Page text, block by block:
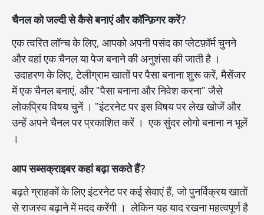
चैनल को जल्दी से कैसे बनाएं और कॉन्फ़िगर करें?
एक त्वरित लॉन्च के लिए, आपको अपनी पसंद का प्लेटफ़ॉर्म चुनने
और वहां एक चैनल या पेज बनाने की अनुशंसा की जाती है ।
उदाहरण के लिए, टेलीग्राम खातों पर पैसा बनाना शुरू करें, मैसेंजर
में एक चैनल बनाएं, और "पैसा बनाना और निवेश करना" जैसे
लोकप्रिय विषय चुनें । "इंटरनेट पर इस विषय पर लेख खोजें और
उन्हें अपने चैनल पर प्रकाशित करें । एक सुंदर लोगो बनाना न भूलें
।
आप सब्सक्राइबर कहां बढ़ा सकते हैं?
बढ़ते ग्राहकों के लिए इंटरनेट पर कई सेवाएं हैं, जो पुनर्विक्रय खातों
से राजस्व बढ़ाने में मदद करेंगी । लेकिन यह याद रखना महत्वपूर्ण है